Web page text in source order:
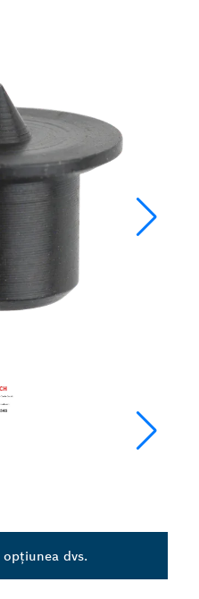
dvs.